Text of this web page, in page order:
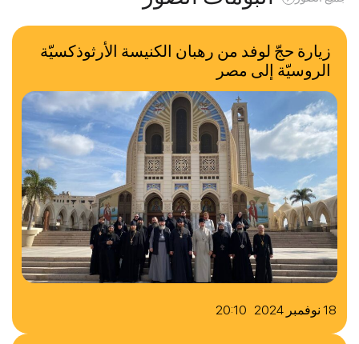
18 نوفمبر 2024 20:10
زيارة حجّ لوفد من رهبان الكنيسة الأرثوذكسيّة
الروسيّة إلى مصر